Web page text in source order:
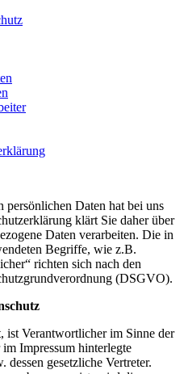
Daten hat bei uns
klärt Sie daher über
Daten verarbeiten. Die in
Begriffe, wie z.B.
richten sich nach den
(DSGVO).
ist Verantwortlicher im Sinne der
Impressum hinterlegte
dessen gesetzliche Vertreter.